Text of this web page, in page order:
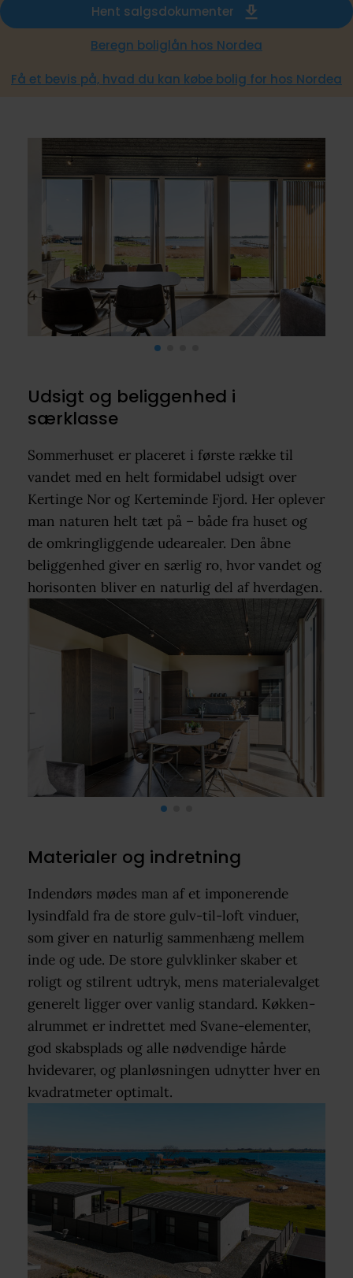
Hent salgsdokumenter
Beregn boliglån hos Nordea
Få et bevis på, hvad du kan købe bolig for hos Nordea
Udsigt og beliggenhed i
særklasse
Sommerhuset er placeret i første række til
vandet med en helt formidabel udsigt over
Kertinge Nor og Kerteminde Fjord. Her oplever
man naturen helt tæt på – både fra huset og
de omkringliggende udearealer. Den åbne
beliggenhed giver en særlig ro, hvor vandet og
horisonten bliver en naturlig del af hverdagen.
Materialer og indretning
Indendørs mødes man af et imponerende
lysindfald fra de store gulv-til-loft vinduer,
som giver en naturlig sammenhæng mellem
inde og ude. De store gulvklinker skaber et
roligt og stilrent udtryk, mens materialevalget
generelt ligger over vanlig standard. Køkken-
alrummet er indrettet med Svane-elementer,
god skabsplads og alle nødvendige hårde
hvidevarer, og planløsningen udnytter hver en
kvadratmeter optimalt.